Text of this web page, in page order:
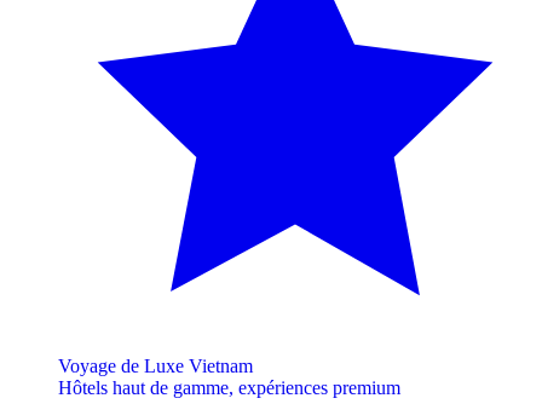
Voyage de Luxe Vietnam
Hôtels haut de gamme, expériences premium